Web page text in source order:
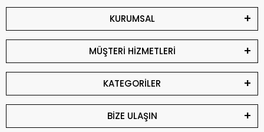
KURUMSAL
MÜŞTERİ HİZMETLERİ
KATEGORİLER
BİZE ULAŞIN